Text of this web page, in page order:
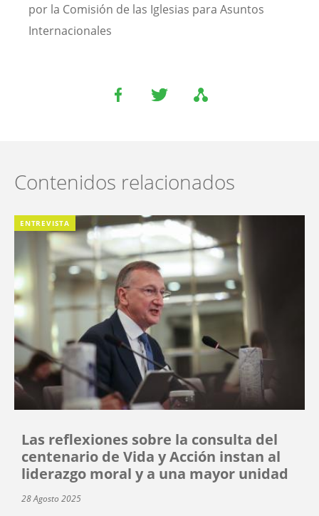
por la Comisión de las Iglesias para Asuntos
Internacionales
Contenidos relacionados
ENTREVISTA
Las reflexiones sobre la consulta del
centenario de Vida y Acción instan al
liderazgo moral y a una mayor unidad
28 Agosto 2025